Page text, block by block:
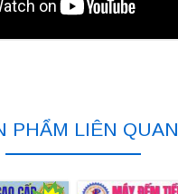
PHẨM LIÊN QUAN